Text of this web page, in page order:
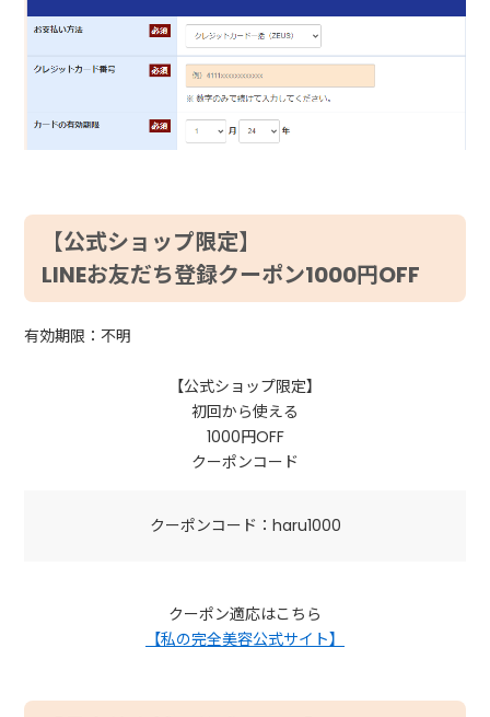
【公式ショップ限定】
LINEお友だち登録クーポン1000円OFF
有効期限：不明
【公式ショップ限定】
初回から使える
1000円OFF
クーポンコード
クーポンコード：haru1000
クーポン適応はこちら
【私の完全美容公式サイト】